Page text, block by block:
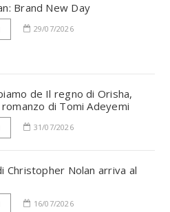
Brand New Day
29/07/2026
de Il regno di Orisha,
di Tomi Adeyemi
31/07/2026
Christopher Nolan arriva al
16/07/2026